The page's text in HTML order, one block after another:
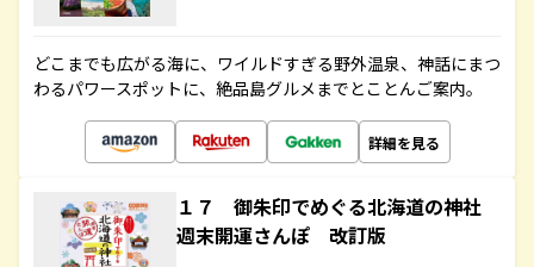
どこまでも広がる海に、ワイルドすぎる野外温泉、神話にまつ
わるパワースポットに、絶品島グルメまでとことんご案内。
詳細を見る
１７ 御朱印でめぐる北海道の神社
週末開運さんぽ 改訂版